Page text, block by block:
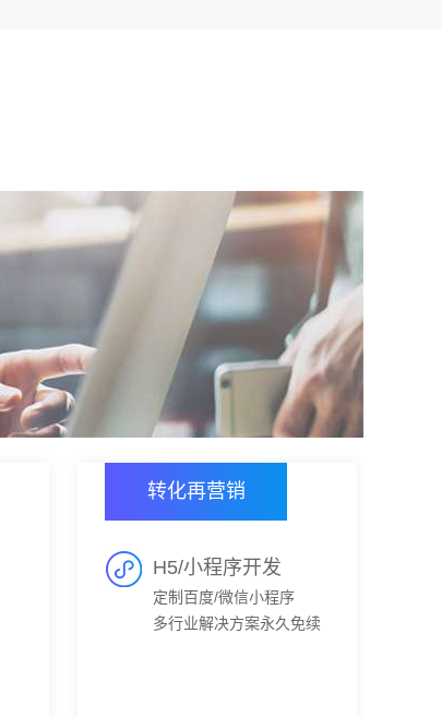
转化再营销
H5/小程序开发
定制百度/微信小程序
多行业解决方案永久免续